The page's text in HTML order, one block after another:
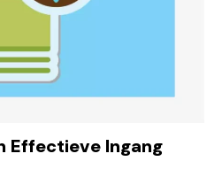
Effectieve Ingang